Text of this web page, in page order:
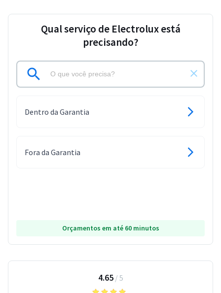
Qual serviço de Electrolux está
precisando?
Dentro da Garantia
Fora da Garantia
Orçamentos em até 60 minutos
4.65/ 5